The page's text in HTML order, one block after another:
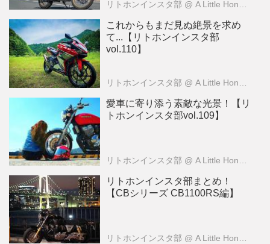
リトホンインスタ部 @ A Little Honda （ア・リトル・ホンダ）編集部
これからもまだ見ぬ絶景を求め
て...【リトホンインスタ部
vol.110】
リトホンインスタ部 @ A Little Honda （ア・リトル・ホンダ）編集部
愛車に寄り添う素敵な光景！【リ
トホンインスタ部vol.109】
リトホンインスタ部 @ A Little Honda （ア・リトル・ホンダ）編集部
リトホンインスタ部まとめ！
【CBシリーズ CB1100RS編】
リトホンインスタ部 @ A Little Honda （ア・リトル・ホンダ）編集部